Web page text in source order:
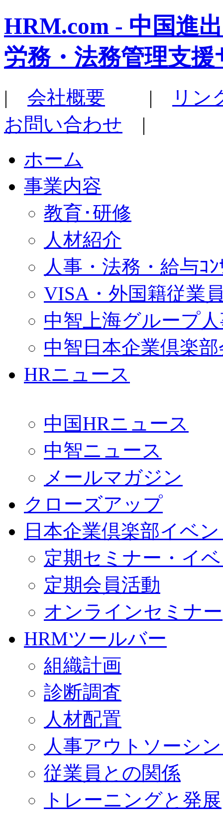
HRM.com - 中国進
労務・法務管理支援
| 会社概要 |
リン
お問い合わせ |
ホーム
事業内容
教育･研修
人材紹介
人事・法務・給与ｺﾝ
VISA・外国籍従業
中智上海グループ
中智日本企業倶楽
HRニュース
中国HRニュース
中智ニュース
メールマガジン
クローズアップ
日本企業倶楽部イベ
定期セミナー・イ
定期会員活動
オンラインセミナー
HRMツールバー
組織計画
診断調査
人材配置
人事アウトソーシ
従業員との関係
トレーニングと発展